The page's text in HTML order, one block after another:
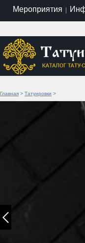
Мероприятия |
Главная > Татуировки >